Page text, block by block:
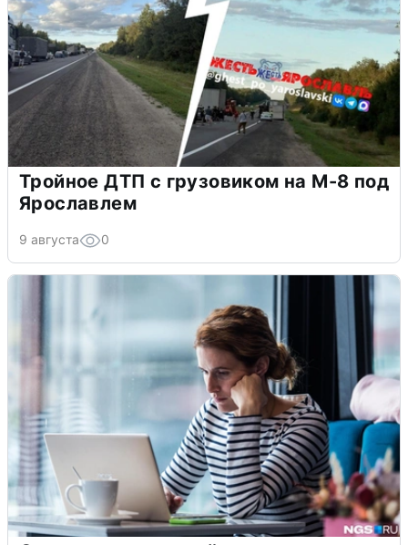
Тройное ДТП с грузовиком на М-8 под
Ярославлем
9 августа 0